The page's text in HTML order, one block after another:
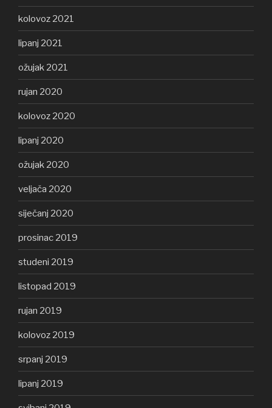
kolovoz 2021
lipanj 2021
ožujak 2021
rujan 2020
kolovoz 2020
lipanj 2020
ožujak 2020
veljača 2020
siječanj 2020
prosinac 2019
studeni 2019
listopad 2019
rujan 2019
kolovoz 2019
srpanj 2019
lipanj 2019